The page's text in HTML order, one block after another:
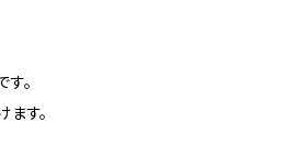
。
す。